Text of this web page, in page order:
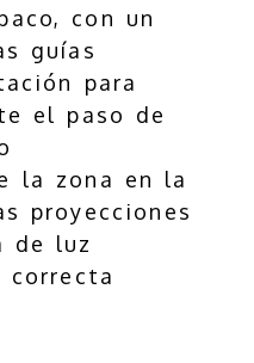
con un
guías
para
el paso de
la zona en la
proyecciones
de luz
correcta